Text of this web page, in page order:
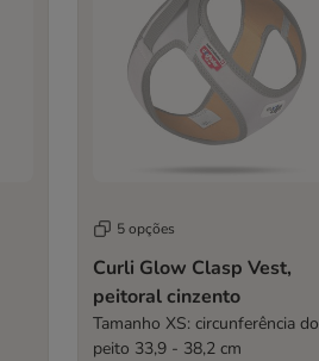
5 opções
Curli Glow Clasp Vest,
peitoral cinzento
Tamanho XS: circunferência do
peito 33,9 - 38,2 cm